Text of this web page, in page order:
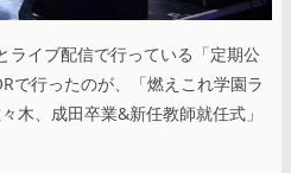
ライブ配信で行っている「定期公
で行ったのが、「燃えこれ学園ラ
木、成田卒業&新任教師就任式」